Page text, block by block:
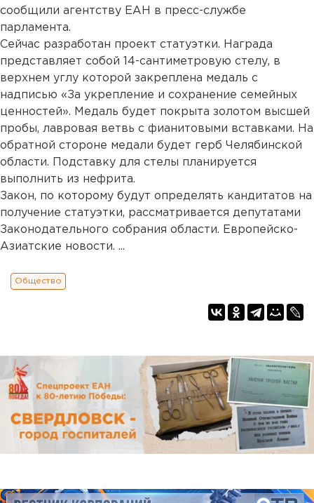
сообщили агентству ЕАН в пресс-службе
парламента.
Сейчас разработан проект статуэтки. Награда
представляет собой 14-сантиметровую стелу, в
верхнем углу которой закреплена медаль с
надписью «За укрепление и сохранение семейных
ценностей». Медаль будет покрыта золотом высшей
пробы, лавровая ветвь с фианитовыми вставками. На
обратной стороне медали будет герб Челябинской
области. Подставку для стелы планируется
выполнить из нефрита.
Закон, по которому будут определять кандитатов на
получение статуэтки, рассматривается депутатами
Законодательного собрания области. Европейско-
Азиатские новости. ...
Общество